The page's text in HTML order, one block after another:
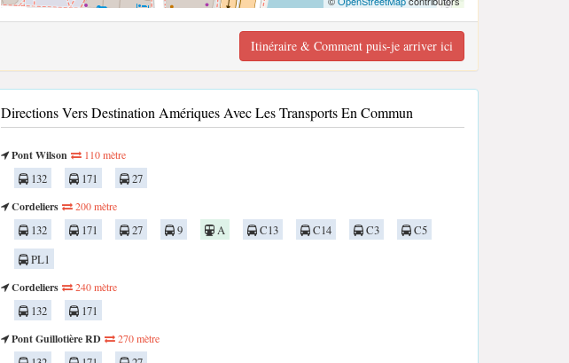
Itinéraire & Comment puis-je arriver ici
Directions Vers Destination Amériques Avec Les Transports En Commun
Pont Wilson 110 mètre
132 171
27
Cordeliers
200 mètre
132 171 27 9 A C13 C14 C3
C5
PL1
Cordeliers
240 mètre
132
171
Pont Guillotière RD
270 mètre